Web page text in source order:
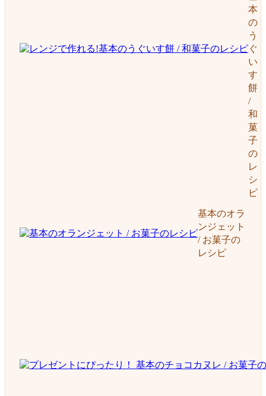
本
の
う
ぐ
い
す
餅
/
和
菓
子
の
レ
シ
ピ
基本のオラ
ンジェット
/ お菓子の
レシピ